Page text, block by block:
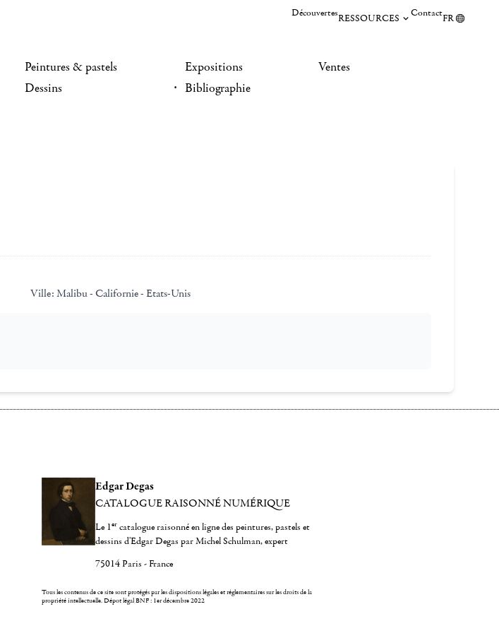
DécouvertesRESSOURCES ContactFR
Peintures & pastels
Dessins
Expositions
Bibliographie
Ventes
Ville: Malibu - Californie - Etats-Unis
Edgar Degas
CATALOGUE RAISONNÉ NUMÉRIQUE
Le 1er catalogue raisonné en ligne des peintures, pastels et
dessins d'Edgar Degas par Michel Schulman, expert
75014 Paris - France
Tous les contenus de ce site sont protégés par les dispositions légales et réglementaires sur les droits de la
propriété intellectuelle.Dépot légal BNF : 1er décembre 2022